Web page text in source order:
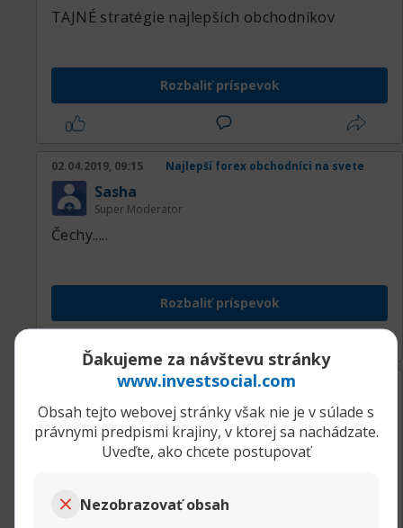
Ďakujeme za návštevu stránky
www.investsocial.com
Obsah tejto webovej stránky však nie je v súlade s
právnymi predpismi krajiny, v ktorej sa nachádzate.
Uveďte, ako chcete postupovať
Nezobrazovať obsah
TAJNÉ stratégie najlepších obchodníkov
Rozbaliť príspevok
02.04.2019, 09:15 Najlepší forex obchodníci na svete
Sasha
Super Moderator
Čechy.....
Rozbaliť príspevok
02.04.2019, 09:15 Najlepší forex obchodníci na svete
Sasha
Super Moderator
Slovensko...